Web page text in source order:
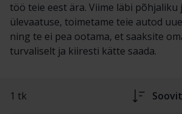
töö teie eest ära. Viime läbi põhjaliku
ülevaatuse, toimetame teie autod
ning te ei pea ootama, et saaksite
turvaliselt ja kiiresti kätte saada.
1 tk